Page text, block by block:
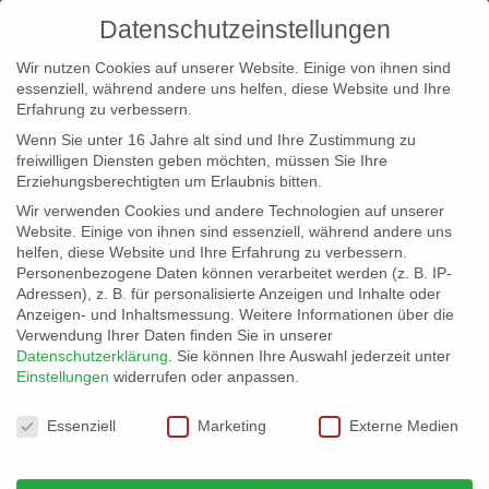
info@erfolgreich-events.de
+4940 46 777 230
Datenschutzeinstellungen
Wir nutzen Cookies auf unserer Website. Einige von ihnen sind
essenziell, während andere uns helfen, diese Website und Ihre
Erfahrung zu verbessern.
Wenn Sie unter 16 Jahre alt sind und Ihre Zustimmung zu
freiwilligen Diensten geben möchten, müssen Sie Ihre
Erziehungsberechtigten um Erlaubnis bitten.
Wir verwenden Cookies und andere Technologien auf unserer
Website. Einige von ihnen sind essenziell, während andere uns
helfen, diese Website und Ihre Erfahrung zu verbessern.
Personenbezogene Daten können verarbeitet werden (z. B. IP-
Adressen), z. B. für personalisierte Anzeigen und Inhalte oder
Anzeigen- und Inhaltsmessung. Weitere Informationen über die
Verwendung Ihrer Daten finden Sie in unserer
Datenschutzerklärung
Sie können Ihre Auswahl jederzeit unter
Einstellungen widerrufen oder anpassen.
Datenschutzeinstellungen
Essenziell Marketing Externe Medien